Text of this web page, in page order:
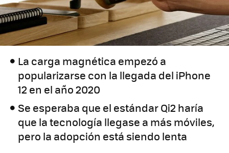
La carga magnética empezó a
popularizarse con la llegada del iPhone
12 en el año 2020
Se esperaba que el estándar Qi2 haría
que la tecnología llegase a más móviles,
pero la adopción está siendo lenta